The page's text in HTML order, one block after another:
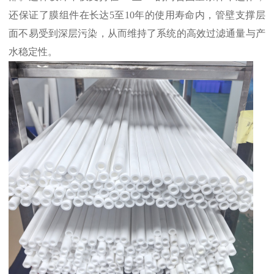
还保证了膜组件在长达5至10年的使用寿命内，管壁支撑层
面不易受到深层污染，从而维持了系统的高效过滤通量与产
水稳定性。